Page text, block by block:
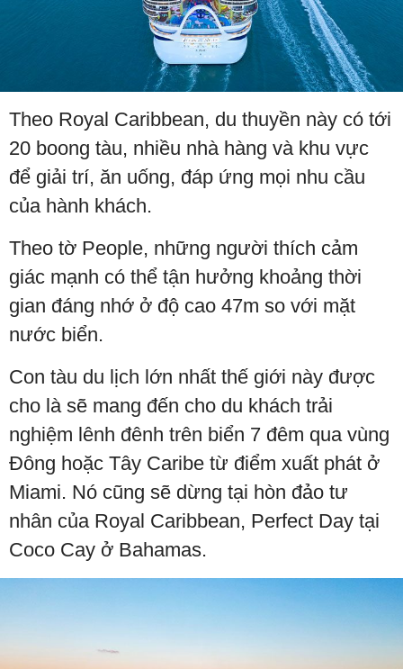
Theo Royal Caribbean, du thuyền này có tới
20 boong tàu, nhiều nhà hàng và khu vực
để giải trí, ăn uống, đáp ứng mọi nhu cầu
của hành khách.
Theo tờ People, những người thích cảm
giác mạnh có thể tận hưởng khoảng thời
gian đáng nhớ ở độ cao 47m so với mặt
nước biển.
Con tàu du lịch lớn nhất thế giới này được
cho là sẽ mang đến cho du khách trải
nghiệm lênh đênh trên biển 7 đêm qua vùng
Đông hoặc Tây Caribe từ điểm xuất phát ở
Miami. Nó cũng sẽ dừng tại hòn đảo tư
nhân của Royal Caribbean, Perfect Day tại
Coco Cay ở Bahamas.